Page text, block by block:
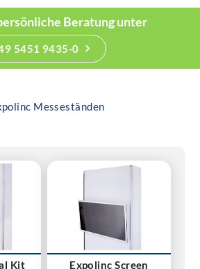
Beratung unter
5451 9435-0
Messeständen
Kit Expolinc Screen